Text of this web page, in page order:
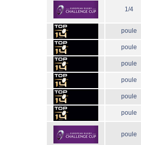
1/4
poule
poule
poule
poule
poule
poule
poule